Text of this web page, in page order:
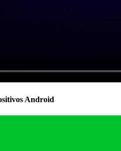
Android